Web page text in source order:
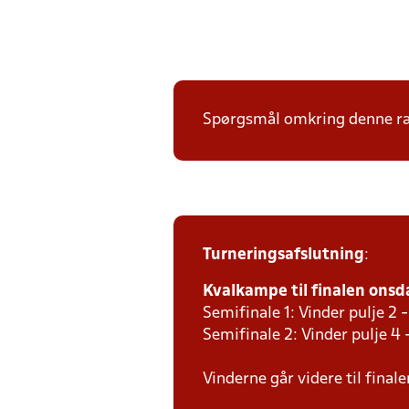
Spørgsmål omkring denne
Turneringsafslutning:
Kvalkampe til finalen
Semifinale 1: Vinder pulje 2 -
Semifinale 2: Vinder pulje 4
Vinderne går videre til